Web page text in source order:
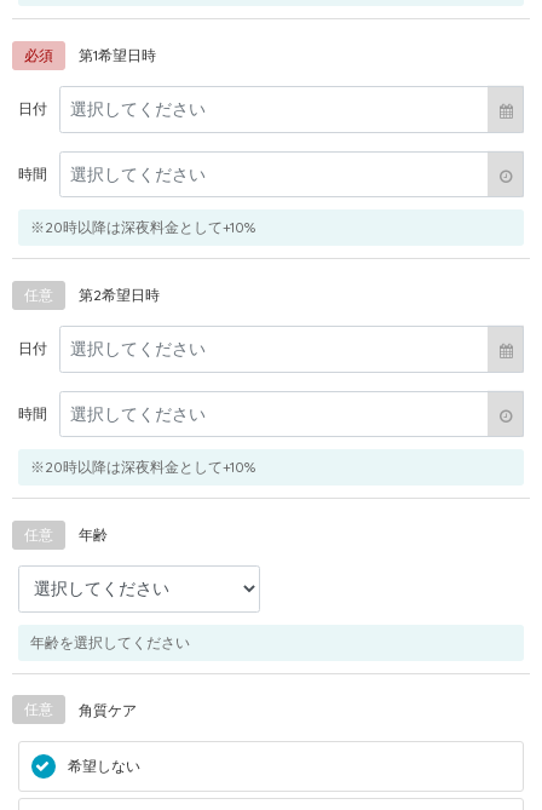
第1希望日時
必須
日付
時間
※20時以降は深夜料金として+10%
第2希望日時
任意
日付
時間
※20時以降は深夜料金として+10%
年齢
任意
年齢を選択してください
角質ケア
任意
希望しない